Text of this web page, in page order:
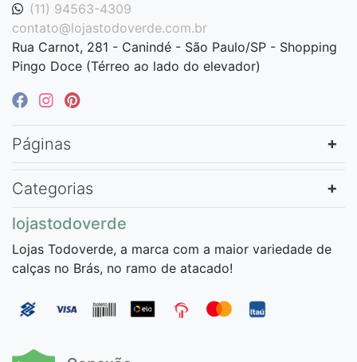
(11) 94563-4309
contato@lojastodoverde.com.br
Rua Carnot, 281 - Canindé - São Paulo/SP - Shopping
Pingo Doce (Térreo ao lado do elevador)
Páginas
Categorias
lojastodoverde
Lojas Todoverde, a marca com a maior variedade de
calças no Brás, no ramo de atacado!